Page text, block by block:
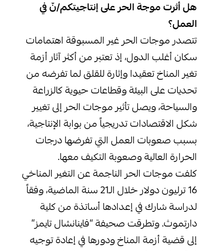
هل أثرت موجة الحر على إنتاجيتكم/نّ في
العمل؟
تتصدر موجات الحر غير المسبوقة اهتمامات
سكان أغلب الدول، إذ تعتبر من أكثر آثار أزمة
تغير المناخ تعقيدا وإثارة للقلق لما تفرضه من
تحديات على البيئة وقطاعات حيوية كالزراعة
والسياحة، ويصل تأثير موجات الحر إلى تغيير
شكل الاقتصادات تدريجياً من بوابة الإنتاجية،
بسبب صعوبات العمل التي تفرضها درجات
الحرارة العالية وصعوبة التكيف معها.
كلفت موجات الحر الناجمة عن التغير المناخي
16 ترليون دولار خلال الـ21 سنة الماضية، وفقاً
لدراسة شارك في إعدادها أساتذة من كلية
دارتموث. وتطرقت صحيفة “فاينانشال تايمز”
إلى قضية أزمة المناخ ودورها في إعادة توجيه